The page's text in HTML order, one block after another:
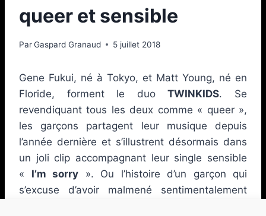
queer et sensible
ParGaspard Granaud 5 juillet 2018
Gene Fukui, né à Tokyo, et Matt Young, né en
Floride, forment le duoTWINKIDS. Se
revendiquant tous les deux comme « queer »,
les garçons partagent leur musique depuis
l’année dernière et s’illustrent désormais dans
un joli clip accompagnant leur single sensible
« I’m sorry ». Ou l’histoire d’un garçon qui
s’excuse d’avoir malmené sentimentalement